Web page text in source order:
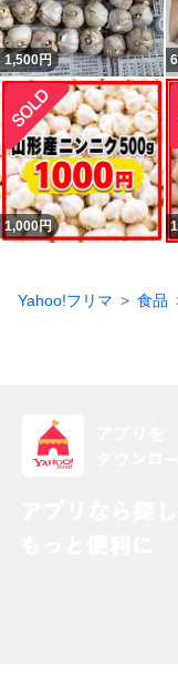
1,500円
1,000円
Yahoo!フリマ 食品